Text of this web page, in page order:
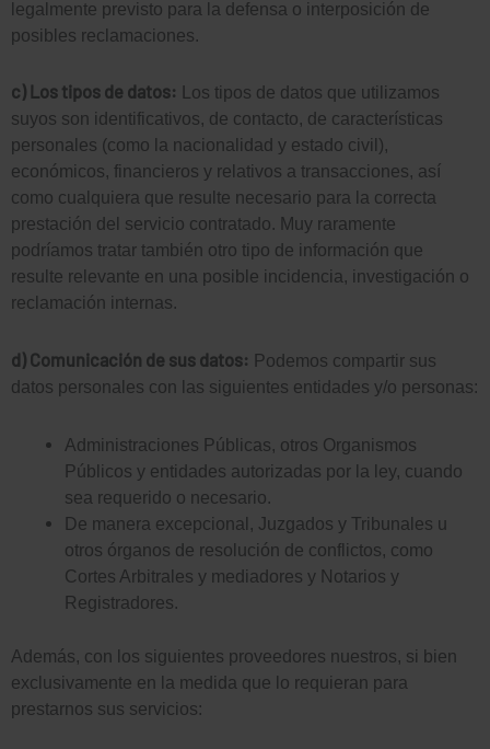
legalmente previsto para la defensa o interposición de
posibles reclamaciones.
c) Los tipos de datos:
Los tipos de datos que utilizamos
suyos son identificativos, de contacto, de características
personales (como la nacionalidad y estado civil),
económicos, financieros y relativos a transacciones, así
como cualquiera que resulte necesario para la correcta
prestación del servicio contratado. Muy raramente
podríamos tratar también otro tipo de información que
resulte relevante en una posible incidencia, investigación o
reclamación internas.
d) Comunicación de sus datos: Podemos compartir sus
datos personales con las siguientes entidades y/o personas:
Administraciones Públicas, otros Organismos
Públicos y entidades autorizadas por la ley, cuando
sea requerido o necesario.
De manera excepcional, Juzgados y Tribunales u
otros órganos de resolución de conflictos, como
Cortes Arbitrales y mediadores y Notarios y
Registradores.
Además, con los siguientes proveedores nuestros, si bien
exclusivamente en la medida que lo requieran para
prestarnos sus servicios: